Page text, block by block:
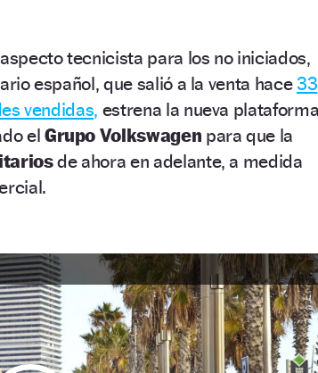
tecnicista para los no iniciados,
español, que salió a la venta hace33
vendidas, estrena la nueva
elGrupo Volkswagen para que la
de ahora en adelante, a medida